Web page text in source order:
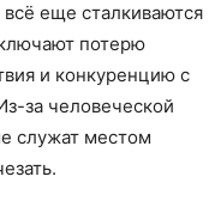
всё еще сталкиваются
потерю
и конкуренцию с
за человеческой
служат местом